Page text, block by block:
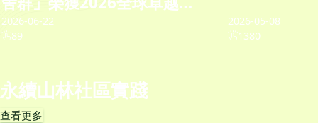
設獎文化資產類金獎！
2026-06-22
89
2026-05-08
1380
永續山林社區實踐
查看更多